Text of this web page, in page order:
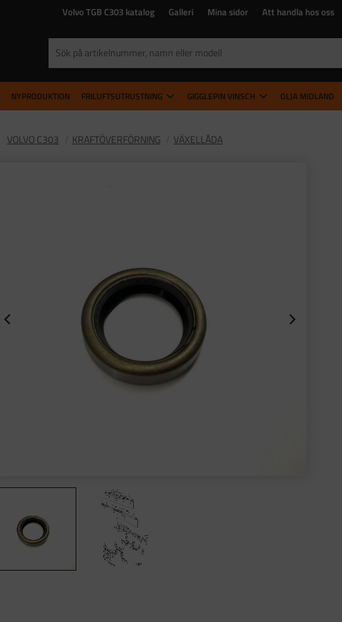
Volvo TGB C303 katalog Galleri Mina sidor Att handla hos oss
NYPRODUKTION FRILUFTSUTRUSTNING GIGGLEPIN VINSCH OLJA MIDLAND
VOLVO C303 KRAFTÖVERFÖRNING VÄXELLÅDA